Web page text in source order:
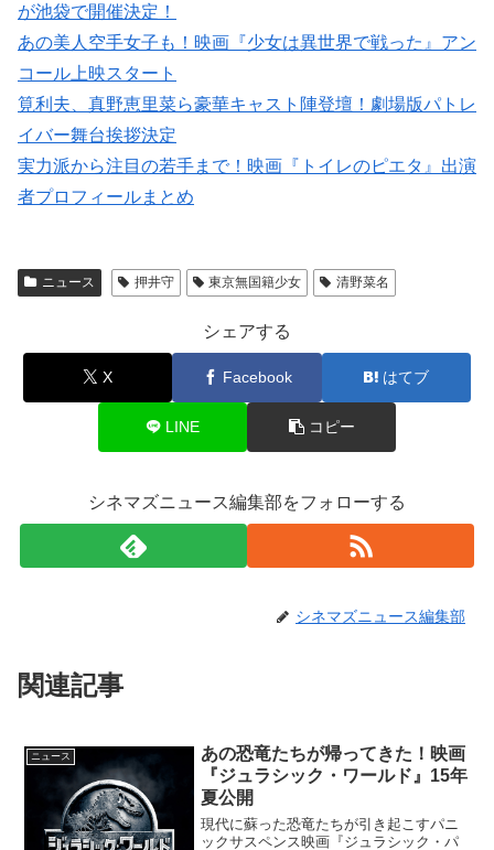
が池袋で開催決定！
あの美人空手女子も！映画『少女は異世界で戦った』アン
コール上映スタート
筧利夫、真野恵里菜ら豪華キャスト陣登壇！劇場版パトレ
イバー舞台挨拶決定
実力派から注目の若手まで！映画『トイレのピエタ』出演
者プロフィールまとめ
ニュース 押井守 東京無国籍少女 清野菜名
シェアする
X Facebook はてブ
LINE コピー
シネマズニュース編集部をフォローする
シネマズニュース編集部
関連記事
ニュース
あの恐竜たちが帰ってきた！映画
『ジュラシック・ワールド』15年
夏公開
現代に蘇った恐竜たちが引き起こすパニ
ックサスペンス映画『ジュラシック・パ